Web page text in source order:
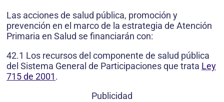
Las acciones de salud pública, promoción y
prevención en el marco de la estrategia de Atención
Primaria en Salud se financiarán con:
42.1 Los recursos del componente de salud pública
del Sistema General de Participaciones que trata Ley
715 de 2001.
Publicidad